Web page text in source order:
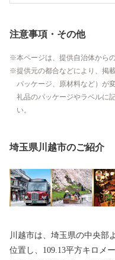
注意事項・その他
本ページは、提供自治体から
提供元の都合などにより、掲
パッケージ、原材料など）が
礼品のパッケージやラベルに
い。
埼玉県川越市のご紹介
川越市は、埼玉県の中央部
位置し、109.13平方キロメ